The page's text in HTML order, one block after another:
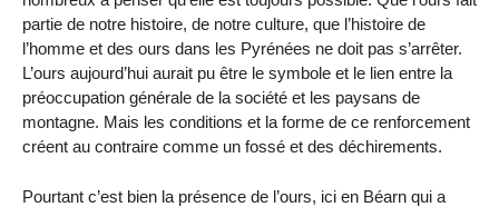
partie de notre histoire, de notre culture, que l’histoire de
l’homme et des ours dans les Pyrénées ne doit pas s’arrêter.
L’ours aujourd’hui aurait pu être le symbole et le lien entre la
préoccupation générale de la société et les paysans de
montagne. Mais les conditions et la forme de ce renforcement
créent au contraire comme un fossé et des déchirements.
Pourtant c’est bien la présence de l’ours, ici en Béarn qui a